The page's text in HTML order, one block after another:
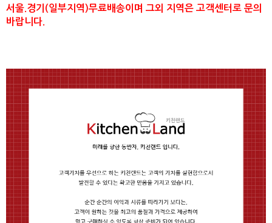
서울.경기(일부지역)무료배송이며 그외 지역은 고객센터로 문의
바랍니다.